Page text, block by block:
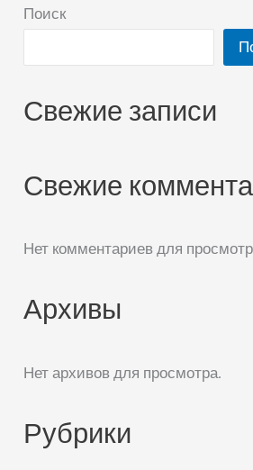
Поиск
Свежие записи
Свежие
Нет комментариев для
Архивы
Нет архивов для просмотра.
Рубрики